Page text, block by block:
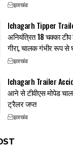
झारखंड
Ichagarh Tipper
अनियंत्रित 18 चक्का
गीरा, चालक गंभीर रूप से
झारखंड
Ichagarh Trailer
आने से टीवीएस मोपेड
ट्रैलर जप्त
झारखंड